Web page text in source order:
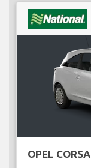
OPEL CORSA